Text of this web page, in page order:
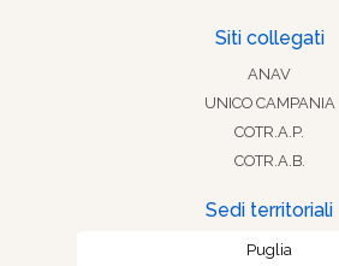
Siti collegati
ANAV
UNICO CAMPANIA
COTR.A.P.
COTR.A.B.
Sedi territoriali
Puglia